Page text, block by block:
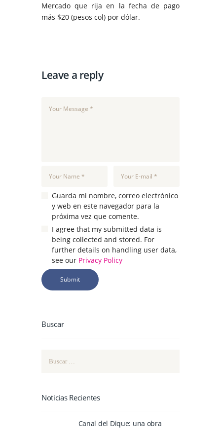
Mercado que rija en la fecha de pago
más $20 (pesos col) por dólar.
Leave a reply
Guarda mi nombre, correo electrónico
y web en este navegador para la
próxima vez que comente.
I agree that my submitted data is
being collected and stored. For
further details on handling user data,
see our Privacy Policy
Buscar
Noticias Recientes
Canal del Dique: una obra